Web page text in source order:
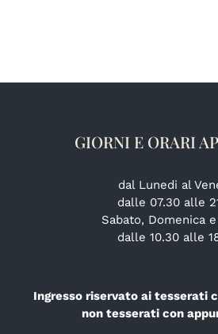
GIORNI E ORARI
dal Lunedi al
dalle 07.30 alle
Sabato, Domenica
dalle 10.30 alle
Ingresso riservato ai tesserati
non tesserati con